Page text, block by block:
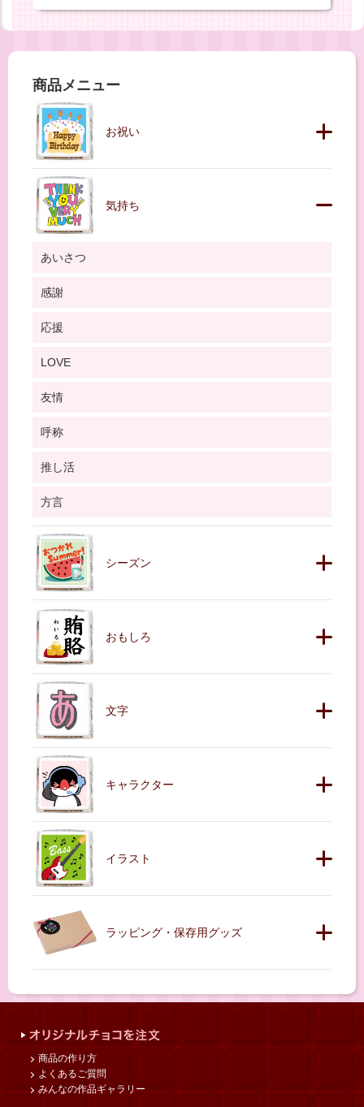
商品メニュー
お祝い
気持ち
あいさつ
感謝
応援
LOVE
友情
呼称
推し活
方言
シーズン
おもしろ
文字
キャラクター
イラスト
ラッピング・保存用グッズ
商品の作り方
よくあるご質問
みんなの作品ギャラリー